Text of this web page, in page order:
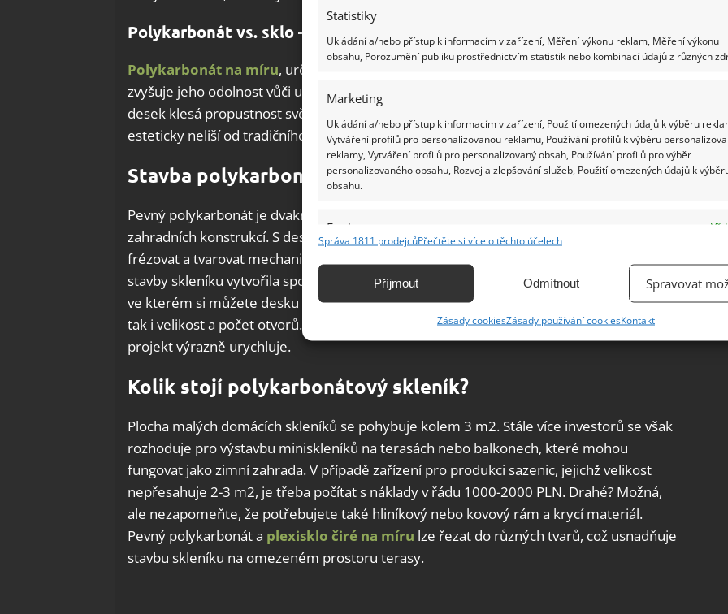
Statistiky
Ukládání a/nebo přístup k informacím v zařízení, Měření výkonu reklam, Měření výkonu
obsahu, Porozumění publiku prostřednictvím statistik nebo kombinací údajů z různých
Marketing
Ukládání a/nebo přístup k informacím v zařízení, Použití omezených údajů k výběru
Vytváření profilů pro personalizovanou reklamu, Používání profilů k výběru
reklamy, Vytváření profilů pro personalizovaný obsah, Používání profilů pro výběr
personalizovaného obsahu, Rozvoj a zlepšování služeb, Použití omezených údajů k
obsahu.
Funkce
Identifikace zařízení na základě automaticky přenášených informací.
základě aktivně vyžádaných informací.
odstraňování chyb, Poskytování a zobrazování reklamy a obsahu,
Správa 1811 prodejcůPřečtěte si více o těchto účelech
Příjmout Odmítnout Spravovat
Zásady cookiesZásady používání cookiesKontakt
Polykarbonát vs. sklo – jaký materiál zvolit pro skleník?
Polykarbonát na míru, určený pro venkovní použití, je potažen speciální vrstvou, která
zvyšuje jeho odolnost vůči ultrafialovému záření. A co průhlednost? S rostoucí tloušťkou
desek klesá propustnost světla, ale nikdy neklesá pod 70 %. Lze tedy říci, že materiál se
esteticky neliší od tradičního skla, ale má mnohem lepší fyzikální vlastnosti.
Stavba polykarbonátového skleníku svépomocí
Pevný polykarbonát je dvakrát lehčí materiál než sklo, což usnadňuje vytváření
zahradních konstrukcí. S deskami z tohoto materiálu se snadno pracuje a lze je řezat,
frézovat a tvarovat mechanicky nebo termoplasticky podle potřeby. Pro usnadnění
stavby skleníku vytvořila společnost
https://plasticexpress.cz/ praktický konfigurátor,
ve kterém si můžete desku navrhnout. Můžete nastavit jak jeho tloušťku, šířku a tvar,
tak i velikost a počet otvorů. Takové panely jsou již připraveny k montáži, což celý
projekt výrazně urychluje.
Kolik stojí polykarbonátový skleník?
Plocha malých domácích skleníků se pohybuje kolem 3 m2. Stále více investorů se však
rozhoduje pro výstavbu miniskleníků na terasách nebo balkonech, které mohou
fungovat jako zimní zahrada. V případě zařízení pro produkci sazenic, jejichž velikost
nepřesahuje 2-3 m2, je třeba počítat s náklady v řádu 1000-2000 PLN. Drahé? Možná,
ale nezapomeňte, že potřebujete také hliníkový nebo kovový rám a krycí materiál.
Pevný polykarbonát a plexisklo čiré na míru lze řezat do různých tvarů, což usnadňuje
stavbu skleníku na omezeném prostoru terasy.